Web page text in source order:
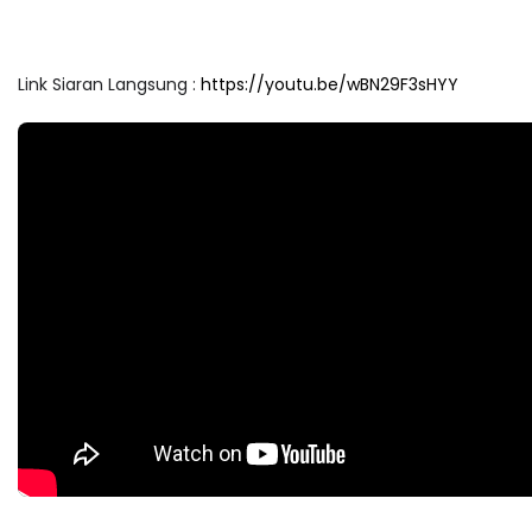
Link Siaran Langsung : https://youtu.be/wBN29F3sHYY